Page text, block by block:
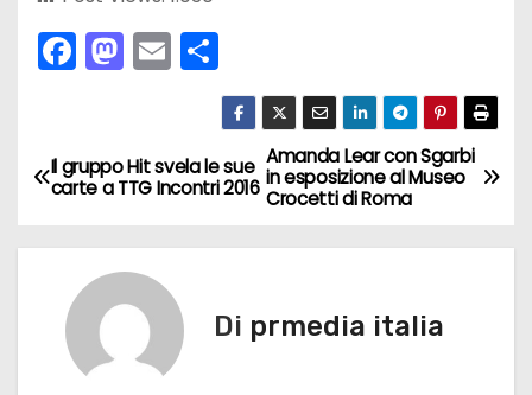
F
a
e
b
o
o
k
M
a
o
d
o
n
E
m
l
C
o
n
di
vi
di
N
Amanda Lear con Sgarbi
in esposizione al Museo
Crocetti di Roma
Il gruppo Hit svela le sue
carte a TTG Incontri 2016
Di prmedia italia